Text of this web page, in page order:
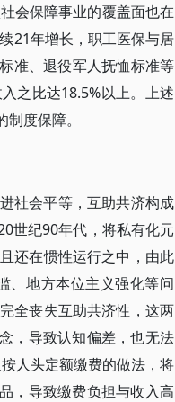
会保障事业的覆盖面也在
21年增长，职工医保与居
准、退役军人抚恤标准等
之比达18.5%以上。上述
度保障。
社会平等，互助共济构成
世纪90年代，将私有化元
还在惯性运行之中，由此
、地方本位主义强化等问
全丧失互助共济性，这两
，导致认知偏差，也无法
人头定额缴费的做法，将
，导致缴费负担与收入高